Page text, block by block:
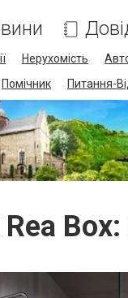
Нерухомість
Помічник Питання-
Box: